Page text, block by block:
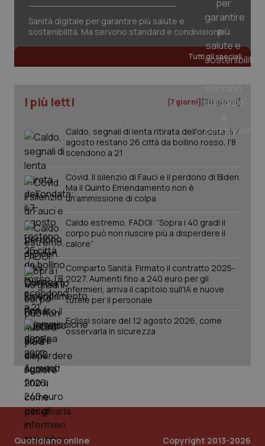
Psoriasi & pelle
Quotidiano Oncologia
Quotidiano Pediatria
Rene & patologie urogenitali
Salute orale & impianti
Sangue & coagulazione
Tiroide
Tumore al seno
Tumore ovarico
Tumori del Polmone & Testa Collo
Tumori gastrointestinali
Ulcera & Reflusso
Vaccini
Sanità digitale per garantire più salute e
sostenibilità. Ma servono standard e condivisione
Tutti gli speciali
I più letti [7 giorni] [30 giorni]
Caldo, segnali di lenta ritirata dell'ondata: il 7
agosto restano 26 città da bollino rosso, l'8
scendono a 21
Covid. Il silenzio di Fauci e il perdono di Biden.
Ma il Quinto Emendamento non è
un’ammissione di colpa
Caldo estremo, FADOI: “Sopra i 40 gradi il
corpo può non riuscire più a disperdere il
calore”
Comparto Sanità. Firmato il contratto 2025-
2027. Aumenti fino a 240 euro per gli
infermieri, arriva il capitolo sull'IA e nuove
tutele per il personale
Eclissi solare del 12 agosto 2026, come
osservarla in sicurezza
Quotidiano online
Copyright 2013-2026
I cookie necessari contribuiscono a rendere fruibile il
navigazione sulle pagine e l'accesso alle aree
protette del sito. Il sito web non è in grado di
/ Dominio
CookieScriptConsent
CookieScript
www.quotidianosanita.it
tracking-enable